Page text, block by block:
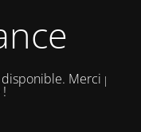
Merci pour